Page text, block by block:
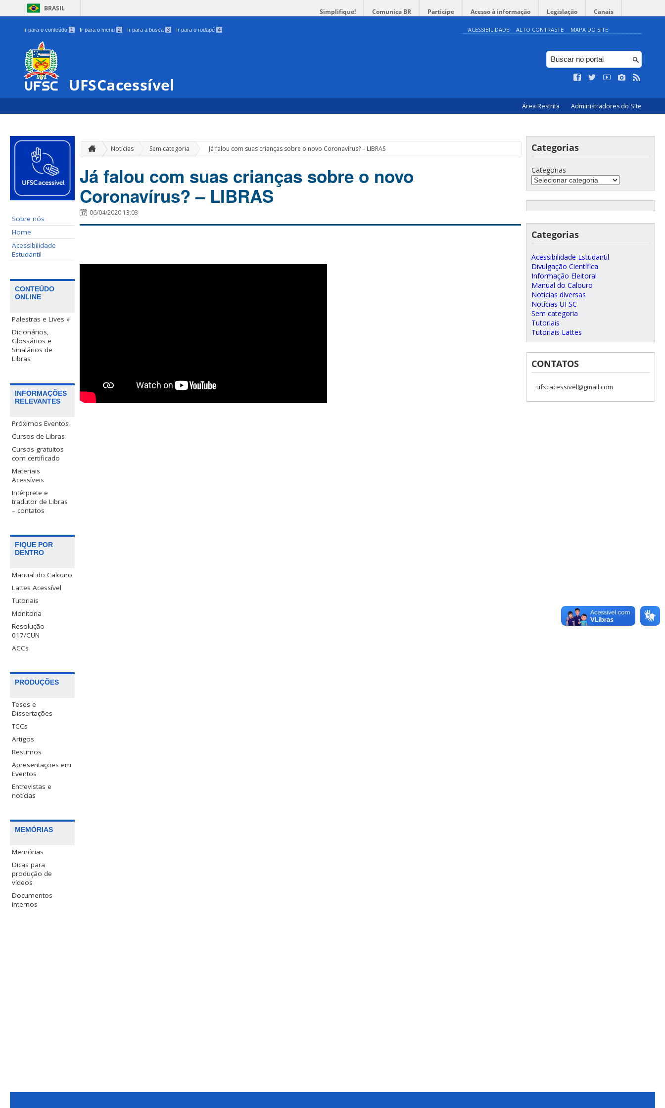
BRASIL Simplifique! Comunica BR Participe Acesso à informação Legislação Canais
Ir para o conteúdo 1 Ir para o menu 2 Ir para a busca 3 Ir para o rodapé 4 ACESSIBILIDADE ALTO CONTRASTE MAPA DO SITE
UFSCacessível
Área Restrita Administradores do Site
Sobre nós
Home
Acessibilidade
Estudantil
CONTEÚDO
ONLINE
Palestras e Lives »
Dicionários,
Glossários e
Sinalários de
Libras
INFORMAÇÕES
RELEVANTES
Próximos Eventos
Cursos de Libras
Cursos gratuitos
com certificado
Materiais
Acessíveis
Intérprete e
tradutor de Libras
– contatos
FIQUE POR
DENTRO
Manual do Calouro
Lattes Acessível
Tutoriais
Monitoria
Resolução
017/CUN
ACCs
PRODUÇÕES
Teses e
Dissertações
TCCs
Artigos
Resumos
Apresentações em
Eventos
Entrevistas e
notícias
MEMÓRIAS
Memórias
Dicas para
produção de
vídeos
Documentos
internos
Notícias Sem categoria » Já falou com suas crianças sobre o novo Coronavírus? – LIBRAS
Já falou com suas crianças sobre o novo
Coronavírus? – LIBRAS
06/04/2020 13:03
Categorias
Categorias
Categorias
Acessibilidade Estudantil
Divulgação Científica
Informação Eleitoral
Manual do Calouro
Notícias diversas
Notícias UFSC
Sem categoria
Tutoriais
Tutoriais Lattes
CONTATOS
ufscacessivel@gmail.com